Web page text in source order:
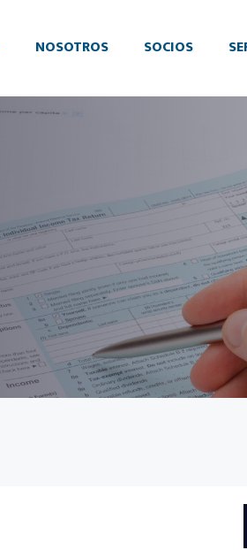
NOSOTROS SOCIOS